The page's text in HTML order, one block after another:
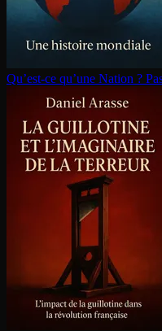
Qu’est-ce qu’une Nation ?